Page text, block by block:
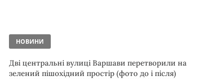
НОВИНИ
Дві центральні вулиці Варшави перетворили на
зелений пішохідний простір (фото до і після)